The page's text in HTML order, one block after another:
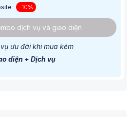
-10%
dịch vụ và giao diện
ưu đãi khi mua kèm
diện + Dịch vụ